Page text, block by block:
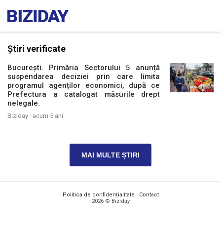
Știri verificate
București. Primăria Sectorului 5 anunță
suspendarea deciziei prin care limita
programul agenților economici, după ce
Prefectura a catalogat măsurile drept
nelegale.
Biziday · acum 5 ani
MAI MULTE ȘTIRI
Politica de confidențialitate · Contact
2026 © Biziday